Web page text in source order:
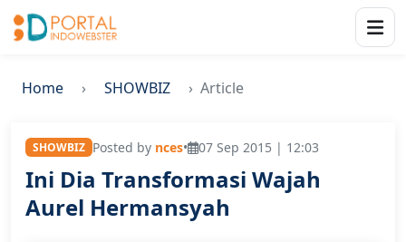
Home SHOWBIZ Article
SHOWBIZ Posted by nces• 07 Sep 2015 | 12:03
Ini Dia Transformasi Wajah
Aurel Hermansyah